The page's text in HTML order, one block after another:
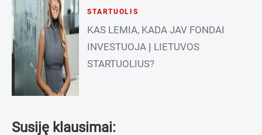
STARTUOLIS
KAS LEMIA, KADA JAV FONDAI
INVESTUOJA Į LIETUVOS
STARTUOLIUS?
Susiję klausimai: